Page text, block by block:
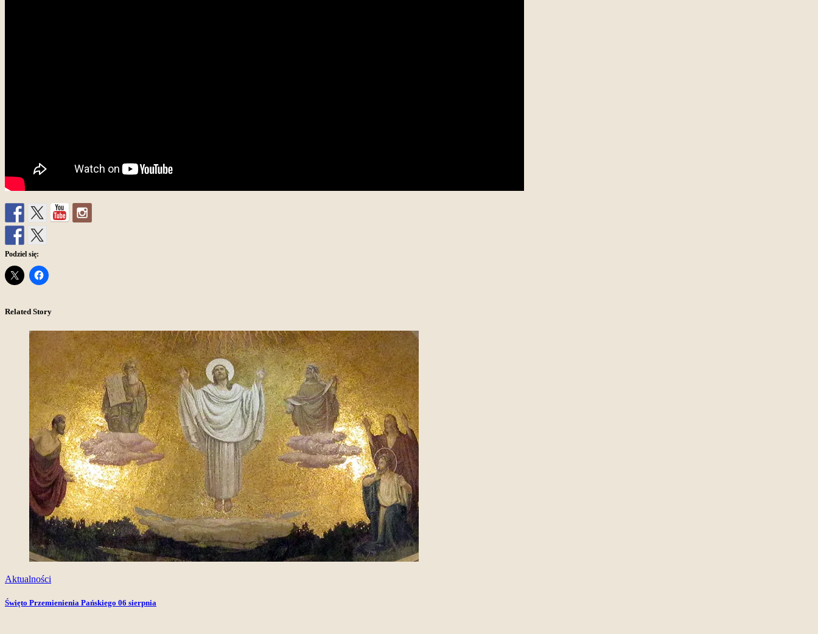
Podziel się:
Related Story
Aktualności
Święto Przemienienia Pańskiego 06 sierpnia